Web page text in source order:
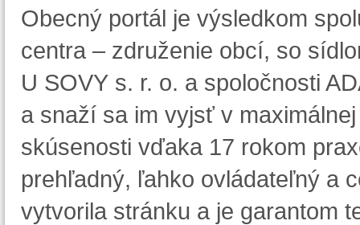
Obecný portál je výsledkom
centra – združenie obcí, so
U SOVY s. r. o. a spoločnosti
a snaží sa im vyjsť v
skúsenosti vďaka 17 rokom
prehľadný, ľahko ovládateľný a
vytvorila stránku a je garantom